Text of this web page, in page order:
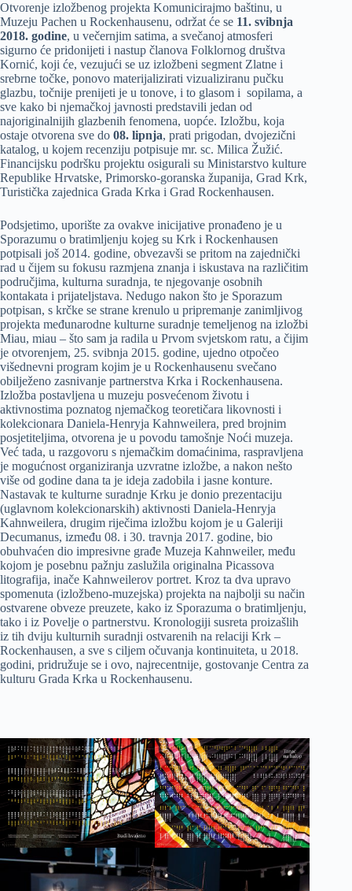
Otvorenje izložbenog projekta Komunicirajmo baštinu, u
Muzeju Pachen u Rockenhausenu, održat će se 11. svibnja
2018. godine, u večernjim satima, a svečanoj atmosferi
sigurno će pridonijeti i nastup članova Folklornog društva
Kornić, koji će, vezujući se uz izložbeni segment Zlatne i
srebrne točke, ponovo materijalizirati vizualiziranu pučku
glazbu, točnije prenijeti je u tonove, i to glasom i sopilama, a
sve kako bi njemačkoj javnosti predstavili jedan od
najoriginalnijih glazbenih fenomena, uopće. Izložbu, koja
ostaje otvorena sve do 08. lipnja, prati prigodan, dvojezični
katalog, u kojem recenziju potpisuje mr. sc. Milica Žužić.
Financijsku podršku projektu osigurali su Ministarstvo kulture
Republike Hrvatske, Primorsko-goranska županija, Grad Krk,
Turistička zajednica Grada Krka i Grad Rockenhausen.
Podsjetimo, uporište za ovakve inicijative pronađeno je u
Sporazumu o bratimljenju kojeg su Krk i Rockenhausen
potpisali još 2014. godine, obvezavši se pritom na zajednički
rad u čijem su fokusu razmjena znanja i iskustava na različitim
područjima, kulturna suradnja, te njegovanje osobnih
kontakata i prijateljstava. Nedugo nakon što je Sporazum
potpisan, s krčke se strane krenulo u pripremanje zanimljivog
projekta međunarodne kulturne suradnje temeljenog na izložbi
Miau, miau – što sam ja radila u Prvom svjetskom ratu, a čijim
je otvorenjem, 25. svibnja 2015. godine, ujedno otpočeo
višednevni program kojim je u Rockenhausenu svečano
obilježeno zasnivanje partnerstva Krka i Rockenhausena.
Izložba postavljena u muzeju posvećenom životu i
aktivnostima poznatog njemačkog teoretičara likovnosti i
kolekcionara Daniela-Henryja Kahnweilera, pred brojnim
posjetiteljima, otvorena je u povodu tamošnje Noći muzeja.
Već tada, u razgovoru s njemačkim domaćinima, raspravljena
je mogućnost organiziranja uzvratne izložbe, a nakon nešto
više od godine dana ta je ideja zadobila i jasne konture.
Nastavak te kulturne suradnje Krku je donio prezentaciju
(uglavnom kolekcionarskih) aktivnosti Daniela-Henryja
Kahnweilera, drugim riječima izložbu kojom je u Galeriji
Decumanus, između 08. i 30. travnja 2017. godine, bio
obuhvaćen dio impresivne građe Muzeja Kahnweiler, među
kojom je posebnu pažnju zaslužila originalna Picassova
litografija, inače Kahnweilerov portret. Kroz ta dva upravo
spomenuta (izložbeno-muzejska) projekta na najbolji su način
ostvarene obveze preuzete, kako iz Sporazuma o bratimljenju,
tako i iz Povelje o partnerstvu. Kronologiji susreta proizašlih
iz tih dviju kulturnih suradnji ostvarenih na relaciji Krk –
Rockenhausen, a sve s ciljem očuvanja kontinuiteta, u 2018.
godini, pridružuje se i ovo, najrecentnije, gostovanje Centra za
kulturu Grada Krka u Rockenhausenu.